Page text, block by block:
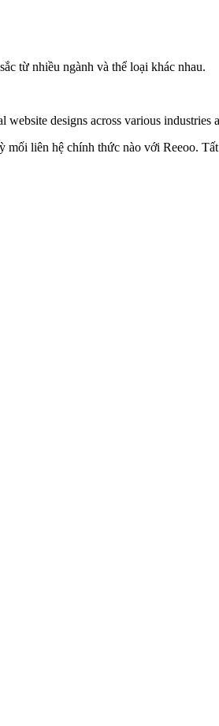
từ nhiều ngành và thể loại khác nhau.
designs across various industries
liên hệ chính thức nào với Reeoo.